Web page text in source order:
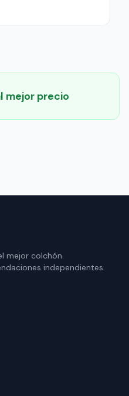
mejor precio
mejor colchón.
independientes.